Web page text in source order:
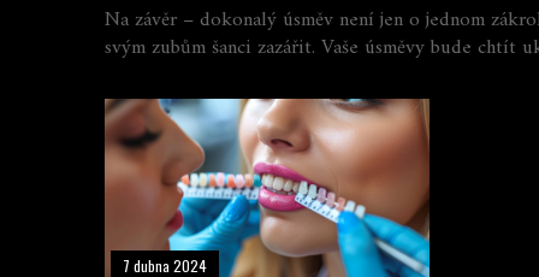
Na závěr – dokonalý úsměv není jen o jednom
svým zubům šanci zazářit. Vaše úsměvy bude chtít
7 dubna 2024